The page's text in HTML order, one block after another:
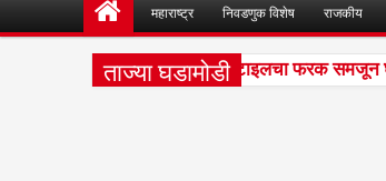
महाराष्ट्र निवडणुक विशेष राजकीय
ताज्या घडामोडी
परीक्षांतील टक्केवारी आणि पर्सेंटाइलचा फरक समजून